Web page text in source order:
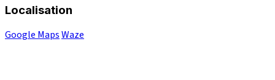
Localisation
Google MapsWaze